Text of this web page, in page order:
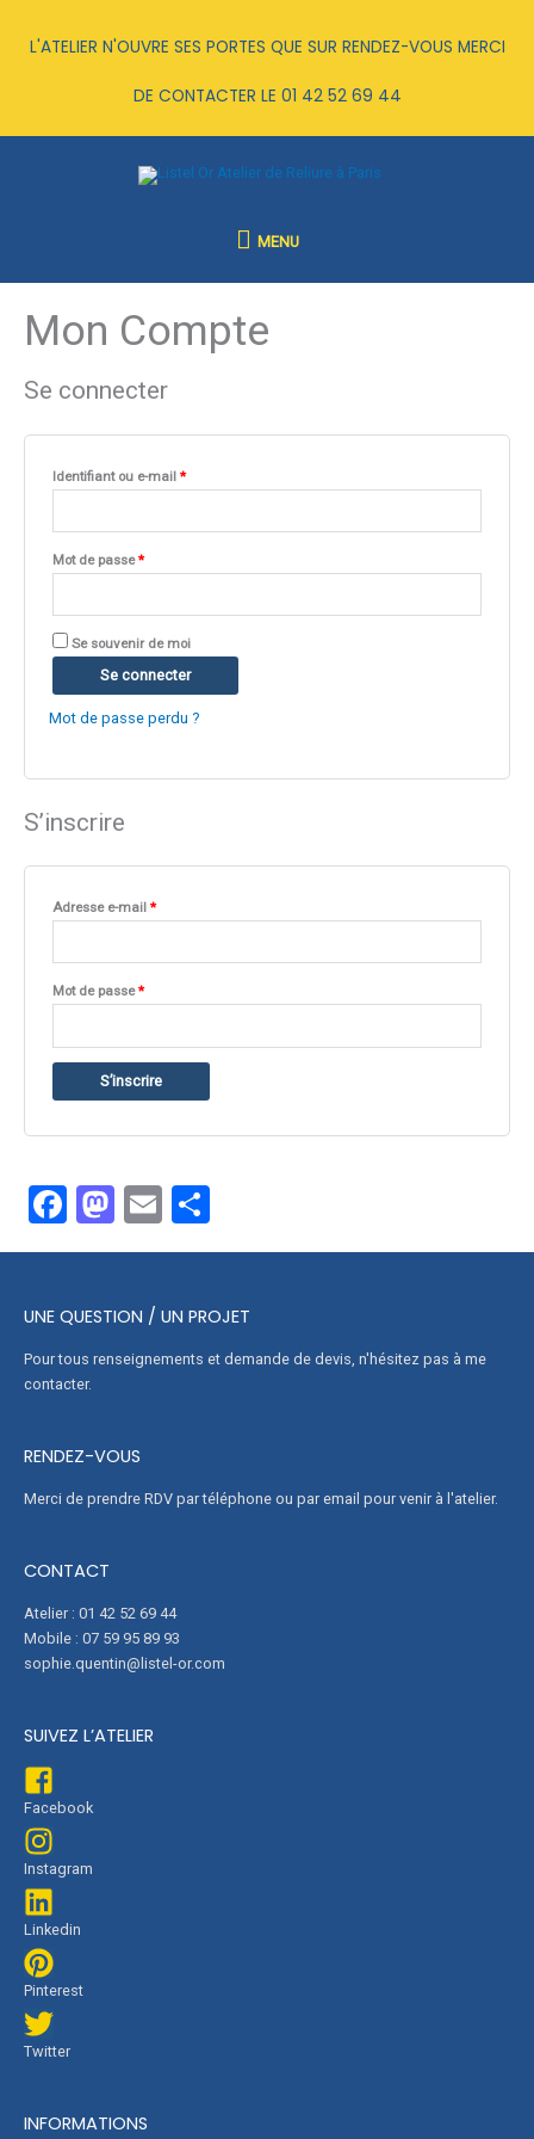
L'ATELIER N'OUVRE SES PORTES QUE SUR RENDEZ-VOUS MERCI
DE CONTACTER LE 01 42 52 69 44
MENU
MENU
Mon Compte
Se connecter
Identifiant ou e-mail *
Obligatoire
Mot de passe*
Obligatoire
Se souvenir de moi
Se connecter
Mot de passe perdu ?
S’inscrire
Adresse e-mail *
Mot de passe*
Obligatoire
S’inscrire
F
a
b
o
o
M
a
o
d
E
m ar
g
er
UNE QUESTION / UN PROJET
Pour tous renseignements et demande de devis, n'hésitez pas à me
contacter.
RENDEZ-VOUS
Merci de prendre RDV par téléphone ou par email pour venir à l'atelier.
CONTACT
Atelier : 01 42 52 69 44
Mobile : 07 59 95 89 93
sophie.quentin@listel-or.com
SUIVEZ L’ATELIER
Facebook
Instagram
Linkedin
Pinterest
Twitter
INFORMATIONS